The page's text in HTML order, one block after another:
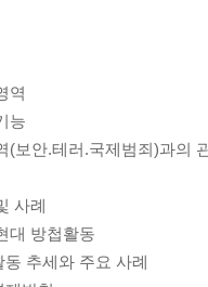
역
능
(보안.테러.국제범죄)과의
사례
대 방첩활동
추세와 주요 사례